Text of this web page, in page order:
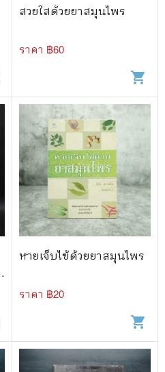
สวยใสด้วยยาสมุนไพร
ราคา ฿60
shopping_cart
หายเจ็บไข้ด้วยยาสมุนไพร
ราคา ฿20
shopping_cart